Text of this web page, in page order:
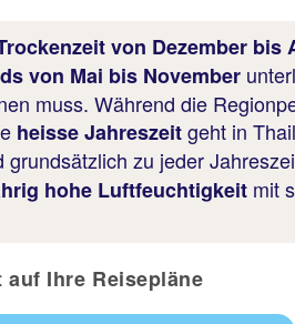
von Dezember bis
von Mai bis November
muss. Während die
heisse Jahreszeitgeht in
grundsätzlich zu jeder
hohe Luftfeuchtigkeit mit
Ihre Reisepläne